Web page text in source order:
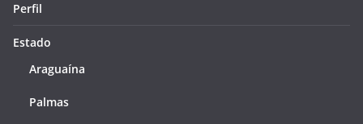
Perfil
Estado
Araguaína
Palmas